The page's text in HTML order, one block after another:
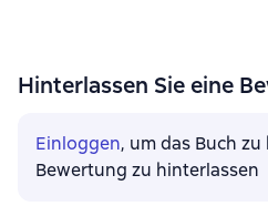
Hinterlassen Sie eine
Einloggen, um das Buch
Bewertung zu hinterlassen